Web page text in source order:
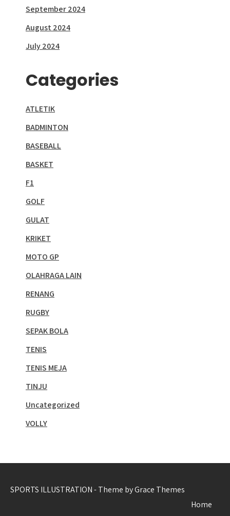
September 2024
August 2024
July 2024
Categories
ATLETIK
BADMINTON
BASEBALL
BASKET
F1
GOLF
GULAT
KRIKET
MOTO GP
OLAHRAGA LAIN
RENANG
RUGBY
SEPAK BOLA
TENIS
TENIS MEJA
TINJU
Uncategorized
VOLLY
SPORTS ILLUSTRATION - Theme by Grace Themes
Home